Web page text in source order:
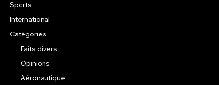
Sports
International
Catégories
Faits divers
Opinions
Aéronautique